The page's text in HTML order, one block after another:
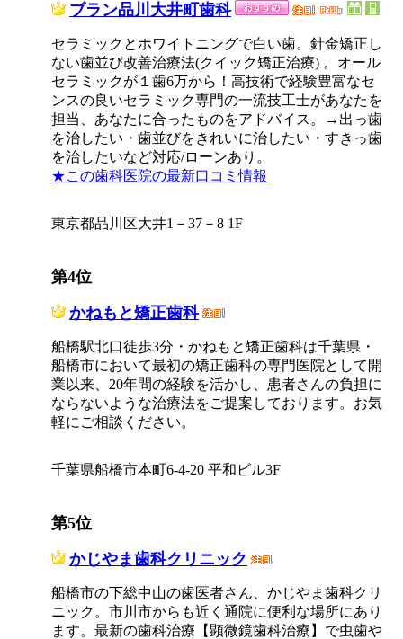
ブラン品川大井町歯科
セラミックとホワイトニングで白い歯。針金矯正し
ない歯並び改善治療法(クイック矯正治療) 。オール
セラミックが１歯6万から！高技術で経験豊富なセ
ンスの良いセラミック専門の一流技工士があなたを
担当、あなたに合ったものをアドバイス。→出っ歯
を治したい・歯並びをきれいに治したい・すきっ歯
を治したいなど対応/ローンあり。
★この歯科医院の最新口コミ情報
東京都品川区大井1－37－8 1F
第4位
かねもと矯正歯科
船橋駅北口徒歩3分・かねもと矯正歯科は千葉県・
船橋市において最初の矯正歯科の専門医院として開
業以来、20年間の経験を活かし、患者さんの負担に
ならないような治療法をご提案しております。お気
軽にご相談ください。
千葉県船橋市本町6-4-20 平和ビル3F
第5位
かじやま歯科クリニック
船橋市の下総中山の歯医者さん、かじやま歯科クリ
ニック。市川市からも近く通院に便利な場所にあり
ます。最新の歯科治療【顕微鏡歯科治療】で虫歯や